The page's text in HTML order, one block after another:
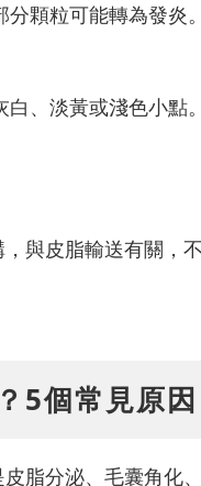
顆粒可能轉為發炎。
、淡黃或淺色小點。
與皮脂輸送有關，
5個常見原因
脂分泌、毛囊角化